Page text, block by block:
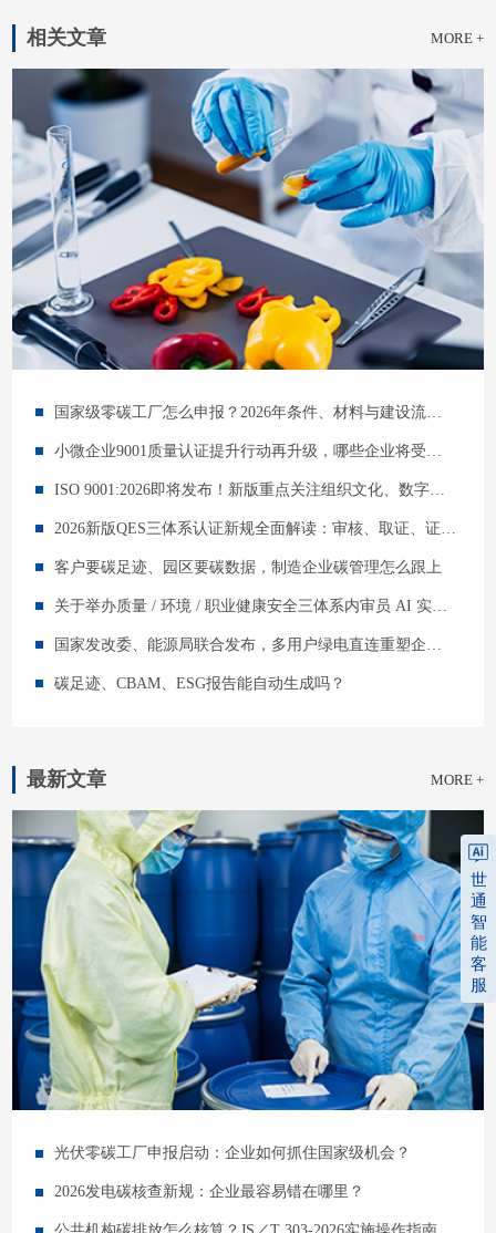
相关文章 MORE +
客户要碳足迹、园区要碳数据，制造企业碳管理怎么跟上
碳足迹、CBAM、ESG报告能自动生成吗？
最新文章 MORE +
光伏零碳工厂申报启动：企业如何抓住国家级机会？
2026发电碳核查新规：企业最容易错在哪里？
世
通
智
能
客
服